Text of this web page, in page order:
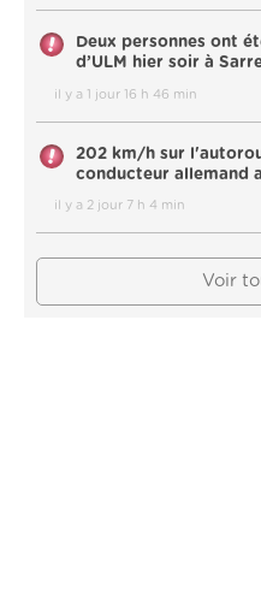
Deux personnes ont
d’ULM hier soir à
il y a 1 jour 16 h 46 min
202 km/h sur
conducteur allemand
il y a 2 jour 7 h 4 min
Voir